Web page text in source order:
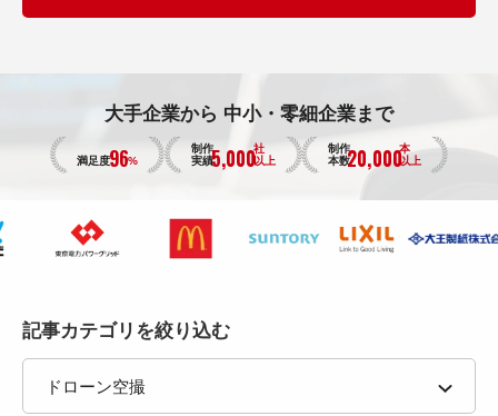
大手企業から 中小・零細企業まで
満足度96%
制作
実績5,000社
以上
制作
本数20,000本
以上
記事カテゴリを絞り込む